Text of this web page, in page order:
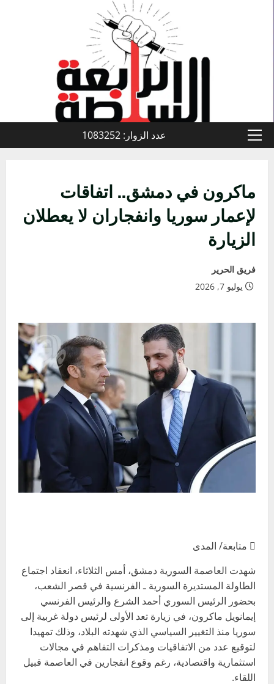
القائمة
عدد الزوار: 1083252
ماكرون في دمشق.. اتفاقات
لإعمار سوريا وانفجاران لا يعطلان
الزيارة
فريق الحرير
يوليو 7, 2026
 متابعة/ المدى
شهدت العاصمة السورية دمشق، أمس الثلاثاء، انعقاد اجتماع
الطاولة المستديرة السورية ـ الفرنسية في قصر الشعب،
بحضور الرئيس السوري أحمد الشرع والرئيس الفرنسي
إيمانويل ماكرون، في زيارة تعد الأولى لرئيس دولة غربية إلى
سوريا منذ التغيير السياسي الذي شهدته البلاد، وذلك تمهيدا
لتوقيع عدد من الاتفاقيات ومذكرات التفاهم في مجالات
استثمارية واقتصادية، رغم وقوع انفجارين في العاصمة قبيل
اللقاء.